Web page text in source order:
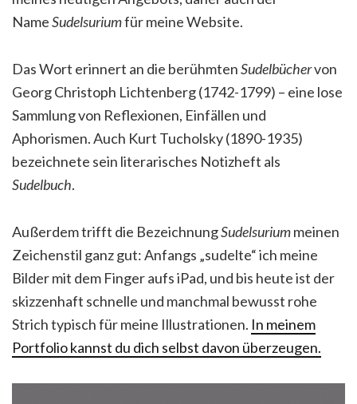
NameSudelsuriumfür meine Website.
Das Wort erinnert an die berühmtenSudelbüchervon
Georg Christoph Lichtenberg (1742-1799) – eine lose
Sammlung von Reflexionen, Einfällen und
Aphorismen. Auch Kurt Tucholsky (1890-1935)
bezeichnete sein literarisches Notizheft als
Sudelbuch.
Außerdem trifft die BezeichnungSudelsuriummeinen
Zeichenstil ganz gut: Anfangs „sudelte“ ich meine
Bilder mit dem Finger aufs iPad, und bis heute ist der
skizzenhaft schnelle und manchmal bewusst rohe
Strich typisch für meine Illustrationen. In meinem
Portfolio kannst du dich selbst davon überzeugen.